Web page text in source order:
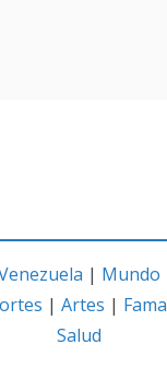
| Mundo
|Artes | Fama
Salud